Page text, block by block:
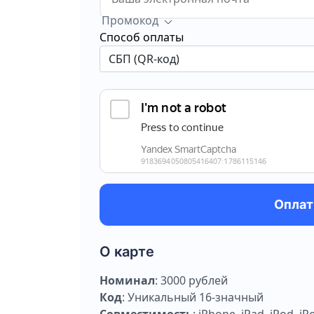
Промокод
Способ оплаты
О карте
Номинал: 3000 рублей
Код: Уникальный 16-значный